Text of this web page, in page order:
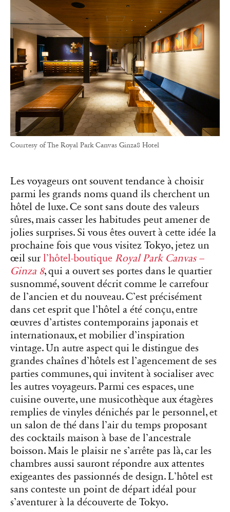
Courtesy of The Royal Park Canvas Ginza8 Hotel
Les voyageurs ont souvent tendance à choisir
parmi les grands noms quand ils cherchent un
hôtel de luxe. Ce sont sans doute des valeurs
sûres, mais casser les habitudes peut amener de
jolies surprises.Si vous êtes ouvert à cette idée la
prochaine fois que vous visitez Tokyo, jetez un
œil surl’hôtel-boutique Royal Park Canvas –
Ginza 8, qui a ouvert ses portes dans le quartier
susnommé, souvent décrit comme le carrefour
de l’ancien et du nouveau. C’est précisément
dans cet esprit que l’hôtel a été conçu, entre
œuvres d’artistes contemporains japonais et
internationaux, et mobilier d’inspiration
vintage. Un autre aspect qui le distingue des
grandes chaînes d’hôtels est l’agencement de ses
parties communes, qui invitent à socialiser avec
les autres voyageurs. Parmi ces espaces, une
cuisine ouverte, une musicothèque aux étagères
remplies de vinyles dénichés par le personnel, et
un salon de thé dans l’air du temps proposant
des cocktails maison à base de l’ancestrale
boisson. Mais le plaisir ne s’arrête pas là, car les
chambres aussi sauront répondre aux attentes
exigeantes des passionnés de design. L’hôtel est
sans conteste un point de départ idéal pour
s’aventurer à la découverte de Tokyo.